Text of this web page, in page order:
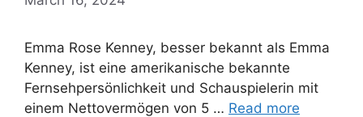
Emma Rose Kenney, besser bekannt als Emma
Kenney, ist eine amerikanische bekannte
Fernsehpersönlichkeit und Schauspielerin mit
einem Nettovermögen von 5 … Read more